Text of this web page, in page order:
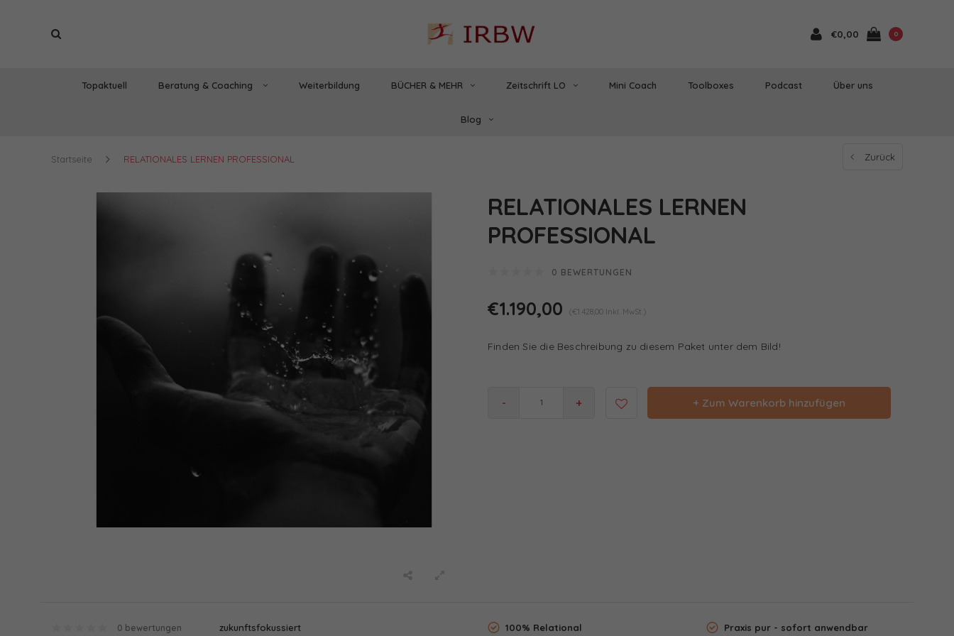
€0,00 0
Topaktuell Beratung & Coaching Weiterbildung BÜCHER & MEHR Zeitschrift LO Mini Coach Toolboxes Podcast Über uns
Blog
Startseite RELATIONALES LERNEN PROFESSIONAL Zurück
RELATIONALES LERNEN
PROFESSIONAL
0 BEWERTUNGEN
€1.190,00 (€1.428,00 Inkl. MwSt.)
Finden Sie die Beschreibung zu diesem Paket unter dem Bild!
- + + Zum Warenkorb hinzufügen
0 bewertungen zukunftsfokussiert 100% Relational Praxis pur - sofort anwendbar